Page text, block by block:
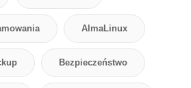
AlmaLinux
Bezpieczeństwo